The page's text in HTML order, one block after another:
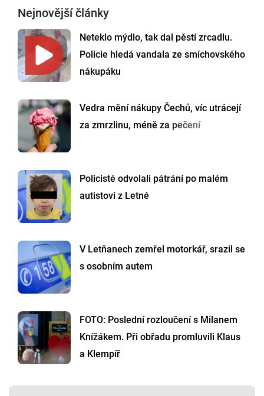
Nejnovější články
Neteklo mýdlo, tak dal pěstí zrcadlu.
Policie hledá vandala ze smíchovského
nákupáku
Vedra mění nákupy Čechů, víc utrácejí
za zmrzlinu, méně za pečení
Policisté odvolali pátrání po malém
autistovi z Letné
V Letňanech zemřel motorkář, srazil se
s osobním autem
FOTO: Poslední rozloučení s Milanem
Knížákem. Při obřadu promluvili Klaus
a Klempíř